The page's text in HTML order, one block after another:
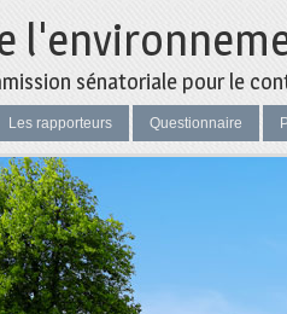
sénatoriale pour le
Les rapporteurs Questionnaire